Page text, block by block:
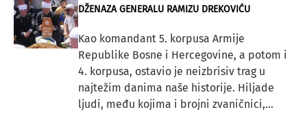
DŽENAZA GENERALU RAMIZU DREKOVIĆU
Kao komandant 5. korpusa Armije
Republike Bosne i Hercegovine, a potom i
4. korpusa, ostavio je neizbrisiv trag u
najtežim danima naše historije. Hiljade
ljudi, među kojima i brojni zvaničnici,...